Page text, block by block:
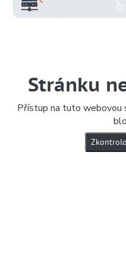
Stránku
Přístup na tuto webovou